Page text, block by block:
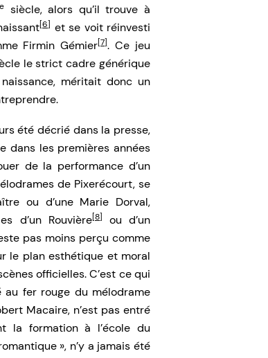
esiècle, alors qu’il trouve à
[6] et se voit réinvesti
Firmin Gémier[7]. Ce jeu
le strict cadre générique
méritait donc un
été décrié dans la presse,
dans les premières années
de la performance d’un
de Pixerécourt, se
ou d’une Marie Dorval,
d’un Rouvière[8]
ou d’un
pas moins perçu comme
le plan esthétique et moral
officielles. C’est ce qui
au fer rouge du mélodrame
Macaire, n’est pas entré
la formation à l’école du
», n’y a jamais été